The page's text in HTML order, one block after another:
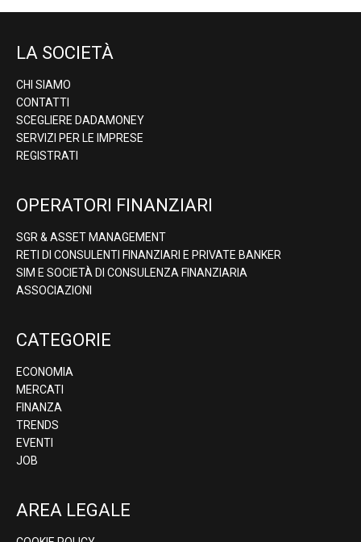
LA SOCIETÀ
CHI SIAMO
CONTATTI
SCEGLIERE DADAMONEY
SERVIZI PER LE IMPRESE
REGISTRATI
OPERATORI FINANZIARI
SGR & ASSET MANAGEMENT
RETI DI CONSULENTI FINANZIARI E PRIVATE BANKER
SIM E SOCIETÀ DI CONSULENZA FINANZIARIA
ASSOCIAZIONI
CATEGORIE
ECONOMIA
MERCATI
FINANZA
TRENDS
EVENTI
JOB
AREA LEGALE